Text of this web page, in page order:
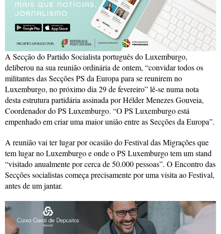
A Secção do Partido Socialista português do Luxemburgo,
deliberou na sua reunião ordinária de ontem, “convidar todos os
militantes das Secções PS da Europa para se reunirem no
Luxemburgo, no próximo dia 29 de fevereiro” lê-se numa nota
desta estrutura partidária assinada por Hélder Menezes Gouveia,
Coordenador do PS Luxemburgo. “O PS Luxemburgo está
empenhado em criar uma maior união entre as Secções da Europa”.
A reunião vai ter lugar por ocasião do Festival das Migrações que
tem lugar no Luxemburgo e onde o PS Luxemburgo tem um stand
“visitado anualmente por cerca de 50.000 pessoas”. O Encontro das
Secções socialistas começa precisamente por uma visita ao Festival,
antes de um jantar.